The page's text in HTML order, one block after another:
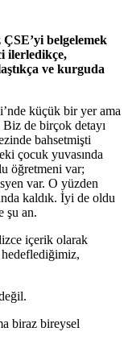
belgelemek
ilerledikçe,
ve kurguda
küçük bir yer ama
Biz de birçok detayı
bahsetmişti
çocuk yuvasında
öğretmeni var;
var. O yüzden
kaldık. İyi de oldu
şu an.
içerik olarak
hedeflediğimiz,
biraz bireysel